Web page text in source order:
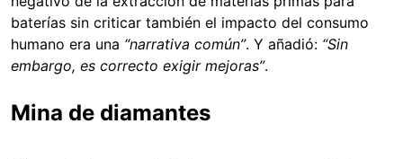
baterías sin criticar también el impacto del consumo
humano era una “narrativa común”. Y añadió: “Sin
embargo, es correcto exigir mejoras”.
Mina de diamantes